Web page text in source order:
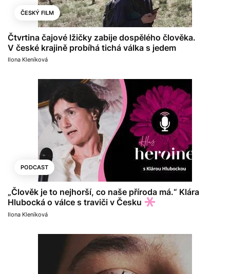
ČESKÝ FILM
Čtvrtina čajové lžičky zabije dospělého člověka.
V české krajině probíhá tichá válka s jedem
Ilona Kleníková
PODCAST
„Člověk je to nejhorší, co naše příroda má.“ Klára
Hlubocká o válce s traviči v Česku
Ilona Kleníková